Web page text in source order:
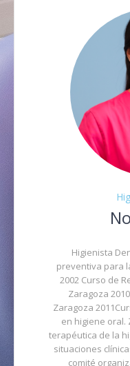
Higienista
preventiva para
2002 Curso de
Zaragoza
Zaragoza
en higiene oral.
terapéutica de la
situaciones
comité